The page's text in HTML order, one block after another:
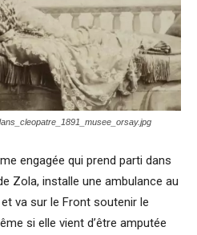
engagée qui prend parti dans
Zola, installe une ambulance au
va sur le Front soutenir le
si elle vient d’être amputée